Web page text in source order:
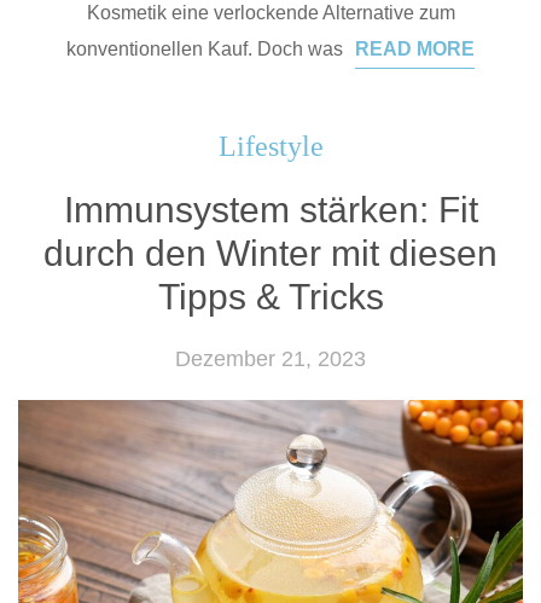
Kosmetik eine verlockende Alternative zum
konventionellen Kauf. Doch was
READ MORE
Lifestyle
Immunsystem stärken: Fit
durch den Winter mit diesen
Tipps & Tricks
Dezember 21, 2023